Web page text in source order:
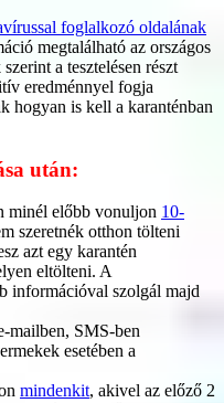
foglalkozó oldalának
megtalálható az országos
a tesztelésen részt
eredménnyel fogja
hogyan is kell a karanténban
után:
minél előbb vonuljon 10-
szeretnék otthon tölteni
azt egy karantén
eltölteni. A
információval szolgál majd
mailben, SMS-ben
esetében a
mindenkit, akivel az előző 2